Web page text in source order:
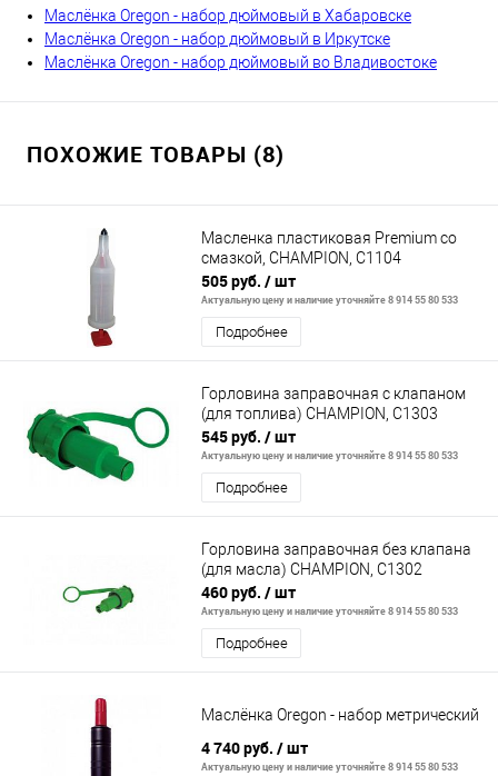
Маслёнка Oregon - набор дюймовый в Хабаровске
Маслёнка Oregon - набор дюймовый в Иркутске
Маслёнка Oregon - набор дюймовый во Владивостоке
ПОХОЖИЕ ТОВАРЫ (8)
Масленка пластиковая Premium со
смазкой, CHAMPION, C1104
505 руб. / шт
Актуальную цену и наличие уточняйте 8 914 55 80 533
Подробнее
Горловина заправочная с клапаном
(для топлива) CHAMPION, C1303
545 руб. / шт
Актуальную цену и наличие уточняйте 8 914 55 80 533
Подробнее
Горловина заправочная без клапана
(для масла) CHAMPION, C1302
460 руб. / шт
Актуальную цену и наличие уточняйте 8 914 55 80 533
Подробнее
Маслёнка Oregon - набор метрический
4 740 руб. / шт
Актуальную цену и наличие уточняйте 8 914 55 80 533